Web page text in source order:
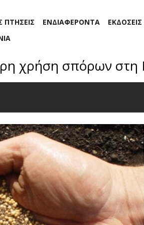
ΠΤΗΣΕΙΣ ΕΝΔΙΑΦΕΡΟΝΤΑ ΕΚΔΟΣΕΙΣ
χρήση σπόρων στη